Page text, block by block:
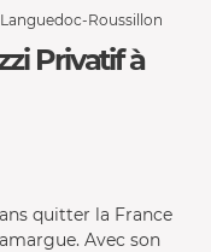
Roussillon
Privatif à
quitter la France
Avec son